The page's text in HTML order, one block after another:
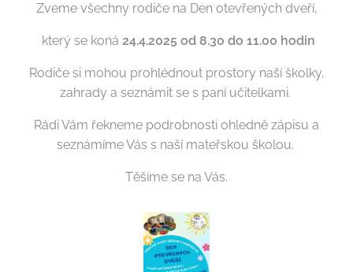
Zveme všechny rodiče na Den otevřených dveří,
který se koná 24.4.2025 od 8.30 do 11.00 hodin
Rodiče si mohou prohlédnout prostory naší školky,
zahrady a seznámit se s paní učitelkami.
Rádi Vám řekneme podrobnosti ohledně zápisu a
seznámíme Vás s naší mateřskou školou.
Těšíme se na Vás.